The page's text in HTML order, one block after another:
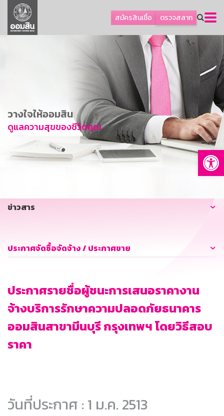
สมัครสินเชื่อ ตรวจสลาก
ลูกค้าธุรกิจ
ลูกค้าผู้ประกอบรายย่อย
การพัฒนาที่ยั่งยืน
ข่าวสาร
บริการทางการเงิน
อื่นๆ
วางใจให้ออมสิน
ดูแลความสุขของชีวิตคุณ
ข่าวสาร
ประกาศจัดซื้อจัดจ้าง / ประกาศขาย
ประกาศรายชื่อผู้ชนะการเสนอราคางาน
จ้างบริการรักษาความปลอดภัยธนาคาร
ออมสินสาขามีนบุรี กรุงเทพฯ โดยวิธีสอบ
ราคา
วันที่ประกาศ : 1 ม.ค. 2513